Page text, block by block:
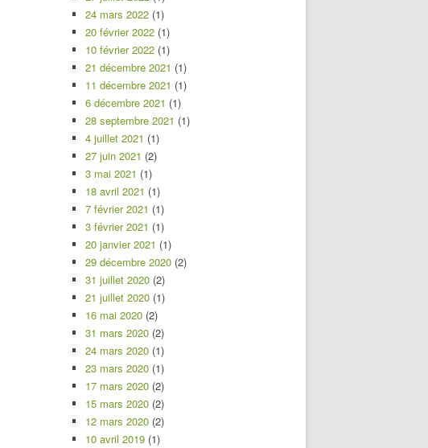
24 mars 2022 (1)
20 février 2022 (1)
10 février 2022 (1)
21 décembre 2021 (1)
11 décembre 2021 (1)
6 décembre 2021 (1)
28 septembre 2021 (1)
4 juillet 2021 (1)
27 juin 2021 (2)
3 mai 2021 (1)
18 avril 2021 (1)
7 février 2021 (1)
3 février 2021 (1)
20 janvier 2021 (1)
29 décembre 2020 (2)
31 juillet 2020 (2)
21 juillet 2020 (1)
16 mai 2020 (2)
31 mars 2020 (2)
24 mars 2020 (1)
23 mars 2020 (1)
17 mars 2020 (2)
15 mars 2020 (2)
12 mars 2020 (2)
10 avril 2019 (1)